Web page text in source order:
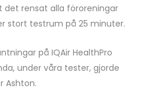
det rensat alla föroreningar
stort testrum på 25 minuter.
på IQAir HealthPro
under våra tester, gjorde
Ashton.